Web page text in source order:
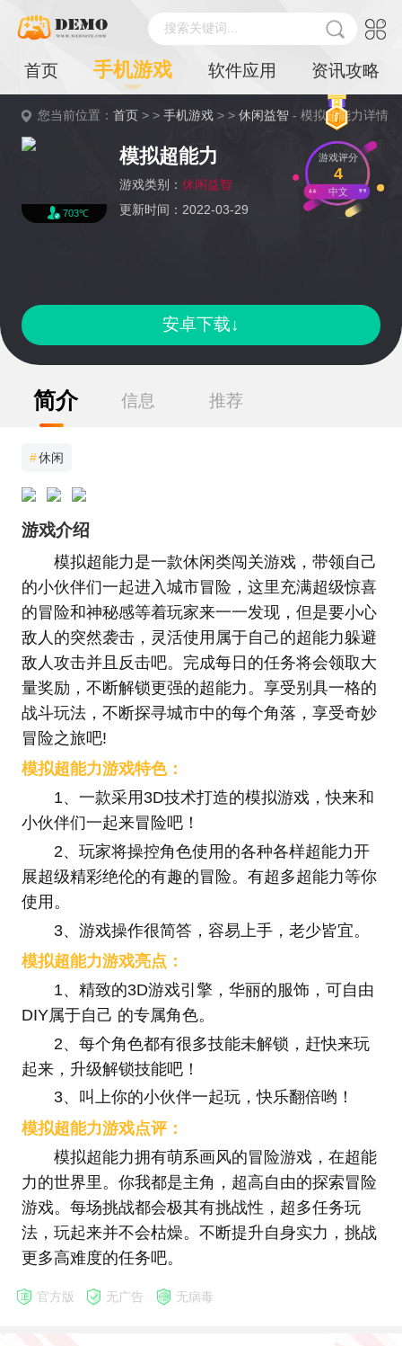
搜索关键词...
首页 手机游戏 软件应用 资讯攻略
您当前位置：首页 > >手机游戏 > >休闲益智 - 模拟超能力详情
703℃
模拟超能力
游戏类别： 休闲益智
更新时间：2022-03-29
游戏评分
4
中文
安卓下载↓
简介 信息 推荐
#休闲
游戏介绍
模拟超能力是一款休闲类闯关游戏，带领自己
的小伙伴们一起进入城市冒险，这里充满超级惊喜
的冒险和神秘感等着玩家来一一发现，但是要小心
敌人的突然袭击，灵活使用属于自己的超能力躲避
敌人攻击并且反击吧。完成每日的任务将会领取大
量奖励，不断解锁更强的超能力。享受别具一格的
战斗玩法，不断探寻城市中的每个角落，享受奇妙
冒险之旅吧!
模拟超能力游戏特色：
1、一款采用3D技术打造的模拟游戏，快来和
小伙伴们一起来冒险吧！
2、玩家将操控角色使用的各种各样超能力开
展超级精彩绝伦的有趣的冒险。有超多超能力等你
使用。
3、游戏操作很简答，容易上手，老少皆宜。
模拟超能力游戏亮点：
1、精致的3D游戏引擎，华丽的服饰，可自由
DIY属于自己 的专属角色。
2、每个角色都有很多技能未解锁，赶快来玩
起来，升级解锁技能吧！
3、叫上你的小伙伴一起玩，快乐翻倍哟！
模拟超能力游戏点评：
模拟超能力拥有萌系画风的冒险游戏，在超能
力的世界里。你我都是主角，超高自由的探索冒险
游戏。每场挑战都会极其有挑战性，超多任务玩
法，玩起来并不会枯燥。不断提升自身实力，挑战
更多高难度的任务吧。
官方版 无广告 无病毒